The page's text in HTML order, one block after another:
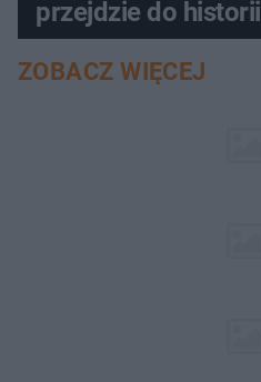
przejdzie do historii
ZOBACZ WIĘCEJ